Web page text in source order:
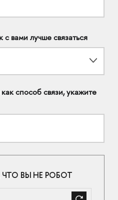
с вами лучше связаться
способ связи, укажите
ВЫ НЕ РОБОТ